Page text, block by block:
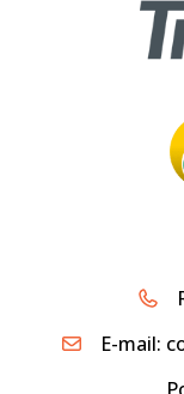
E-mail: